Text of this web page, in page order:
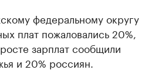
федеральному округу
плат пожаловались 20%,
зарплат сообщили
и 20% россиян.